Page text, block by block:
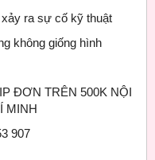
ra sự cố kỹ thuật
không giống hình
ĐƠN TRÊN 500K NỘI
MINH
907